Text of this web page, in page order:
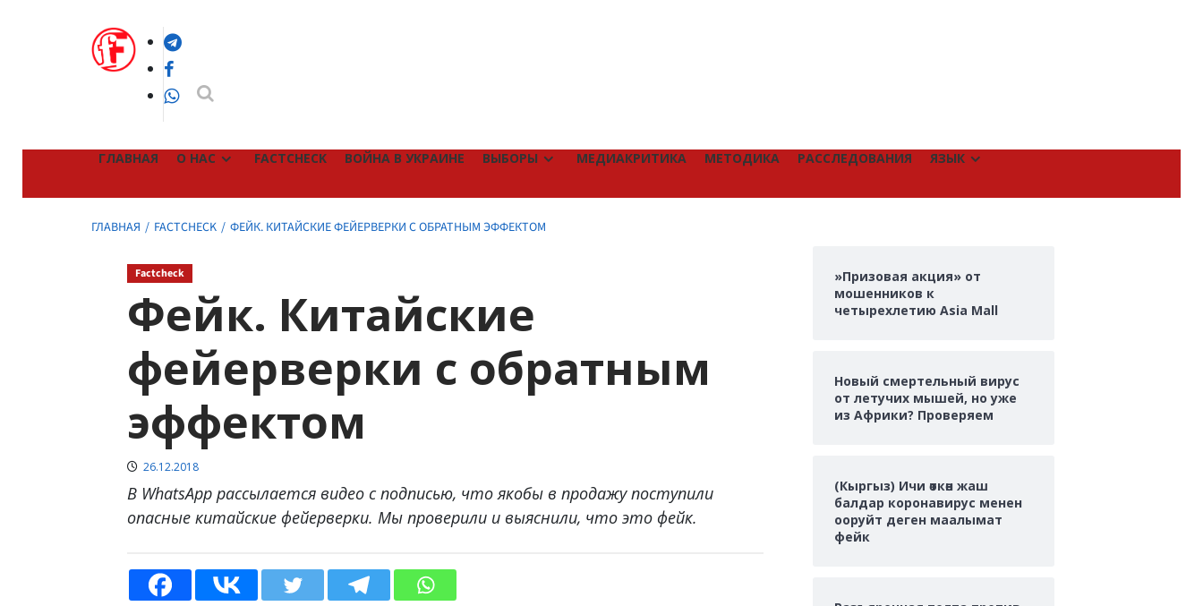
содержимому
Telegram
Facebook
WhatsApp
ГЛАВНАЯ О НАС FACTCHECK ВОЙНА В УКРАИНЕ ВЫБОРЫ МЕДИАКРИТИКА МЕТОДИКА РАССЛЕДОВАНИЯ ЯЗЫК
ГЛАВНАЯ FACTCHECK ФЕЙК. КИТАЙСКИЕ ФЕЙЕРВЕРКИ С ОБРАТНЫМ ЭФФЕКТОМ
Factcheck
Фейк. Китайские
фейерверки с обратным
эффектом
26.12.2018
В WhatsApp рассылается видео c подписью, что якобы в продажу поступили
опасные китайские фейерверки. Мы проверили и выяснили, что это фейк.
»Призовая акция» от
мошенников к
четырехлетию Asia Mall
Новый смертельный вирус
от летучих мышей, но уже
из Африки? Проверяем
(Кыргыз) Ичи өткөн жаш
балдар коронавирус менен
ооруйт деген маалымат
фейк